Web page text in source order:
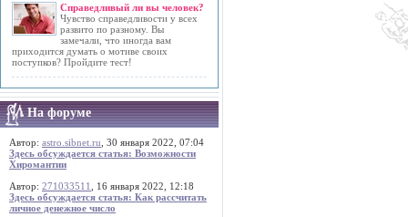
Справедливый ли вы человек?
Чувство справедливости у всех
развито по разному. Вы
замечали, что иногда вам
приходится думать о мотиве своих
поступков? Пройдите тест!
На форуме
Автор: astro.sibnet.ru , 30 января 2022, 07:04
Здесь обсуждается статья: Возможности
Хиромантии
Автор: 271033511
, 16 января 2022, 12:18
Здесь обсуждается статья: Как рассчитать
личное денежное число